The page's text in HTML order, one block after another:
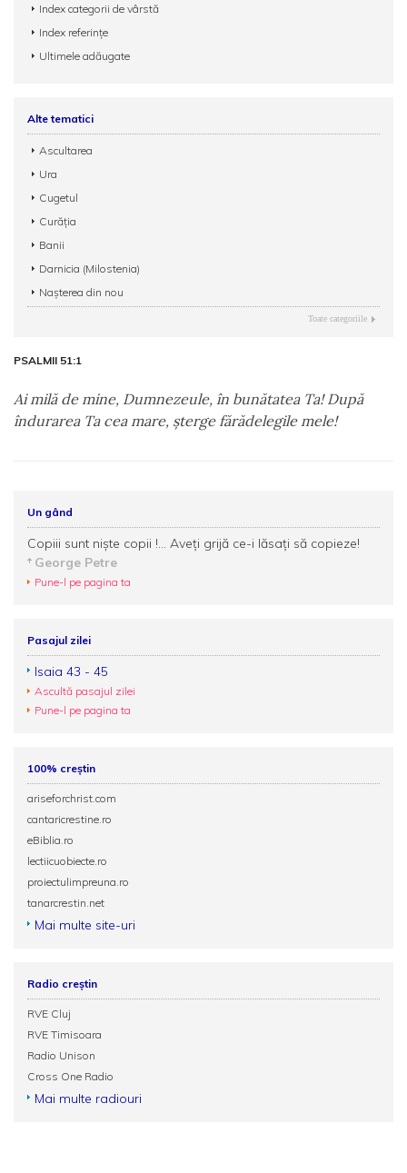
Index categorii de vârstă
Index referințe
Ultimele adăugate
Alte tematici
Ascultarea
Ura
Cugetul
Curăția
Banii
Darnicia (Milostenia)
Nașterea din nou
Toate categoriile
PSALMII 51:1
Ai milă de mine, Dumnezeule, în bunătatea Ta! După
îndurarea Ta cea mare, şterge fărădelegile mele!
Un gând
Copiii sunt nişte copii !... Aveţi grijă ce-i lăsaţi să copieze!
George Petre
Pune-l pe pagina ta
Pasajul zilei
Isaia 43 - 45
Ascultă pasajul zilei
Pune-l pe pagina ta
100% creștin
ariseforchrist.com
cantaricrestine.ro
eBiblia.ro
lectiicuobiecte.ro
proiectulimpreuna.ro
tanarcrestin.net
Mai multe site-uri
Radio creștin
RVE Cluj
RVE Timisoara
Radio Unison
Cross One Radio
Mai multe radiouri